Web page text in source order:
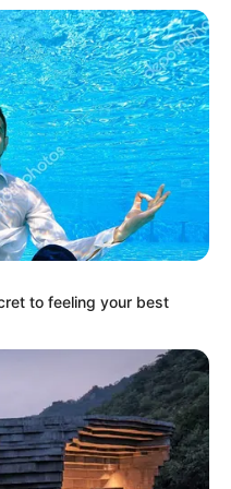
Mute
Vinessa Inez
to feeling your best